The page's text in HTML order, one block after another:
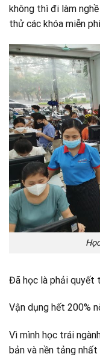
không thì đi làm
thử các khóa miễn
Đã học là phải quyết
Vận dụng hết 200%
Vì mình học trái
bản và nền tảng